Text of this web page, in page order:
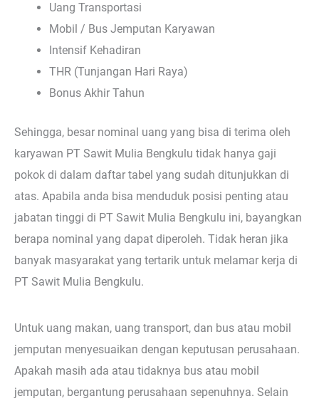
Uang Transportasi
Mobil / Bus Jemputan Karyawan
Intensif Kehadiran
THR (Tunjangan Hari Raya)
Bonus Akhir Tahun
Sehingga, besar nominal uang yang bisa di terima oleh
karyawan PT Sawit Mulia Bengkulu tidak hanya gaji
pokok di dalam daftar tabel yang sudah ditunjukkan di
atas. Apabila anda bisa menduduk posisi penting atau
jabatan tinggi di PT Sawit Mulia Bengkulu ini, bayangkan
berapa nominal yang dapat diperoleh. Tidak heran jika
banyak masyarakat yang tertarik untuk melamar kerja di
PT Sawit Mulia Bengkulu.
Untuk uang makan, uang transport, dan bus atau mobil
jemputan menyesuaikan dengan keputusan perusahaan.
Apakah masih ada atau tidaknya bus atau mobil
jemputan, bergantung perusahaan sepenuhnya. Selain